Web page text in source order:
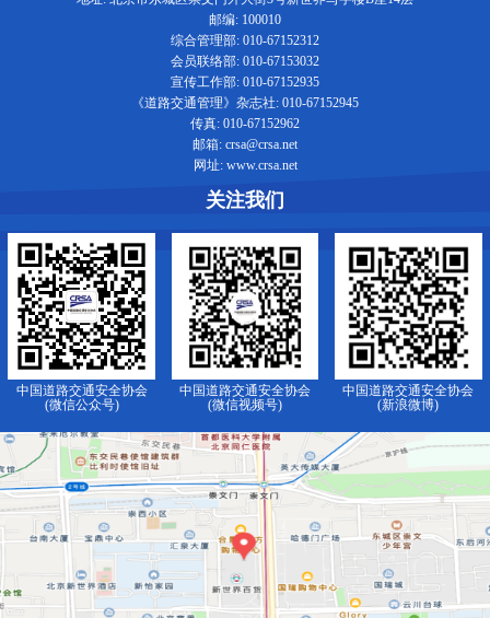
邮编: 100010
综合管理部: 010-67152312
会员联络部: 010-67153032
宣传工作部: 010-67152935
《道路交通管理》杂志社: 010-67152945
传真: 010-67152962
邮箱: crsa@crsa.net
网址: www.crsa.net
关注我们
中国道路交通安全协会
(微信公众号)
中国道路交通安全协会
(微信视频号)
中国道路交通安全协会
(新浪微博)